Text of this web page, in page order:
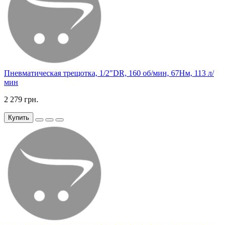
Пневматическая трещотка, 1/2"DR, 160 об/мин, 67Нм, 113 л/
мин
2 279 грн.
Купить